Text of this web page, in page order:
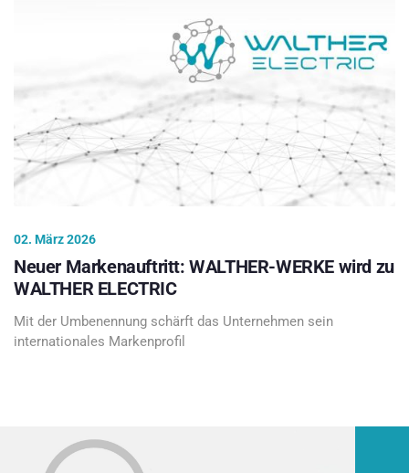
02. März 2026
Neuer Markenauftritt: WALTHER-WERKE wird zu
WALTHER ELECTRIC
Mit der Umbenennung schärft das Unternehmen sein
internationales Markenprofil